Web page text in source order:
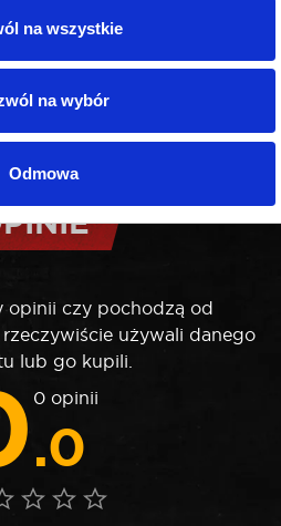
na wszystkie
na wybór
Odmowa
opinii czy pochodzą od
używali danego
lub go kupili.
.0
0 opinii